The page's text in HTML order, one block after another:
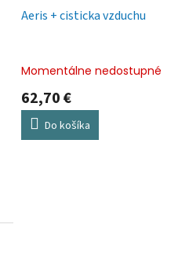
Aeris + cisticka vzduchu
Momentálne nedostupné
62,70 €
Do košíka